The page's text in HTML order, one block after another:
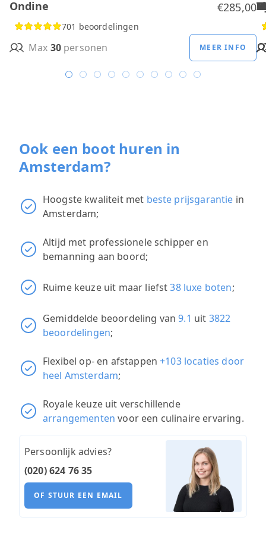
Ondine €285,00
701 beoordelingen
Max 30personen MEER INFO
Ook een boot huren in
Amsterdam?
Hoogste kwaliteit met beste prijsgarantie in
Amsterdam;
Altijd met professionele schipper en
bemanning aan boord;
Ruime keuze uit maar liefst38 luxe boten;
Gemiddelde beoordeling van9.1 uit 3822
beoordelingen;
Flexibel op- en afstappen+103 locaties door
heel Amsterdam;
Royale keuze uit verschillende
arrangementen voor een culinaire ervaring.
Persoonlijk advies?
(020) 624 76 35
OF STUUR EEN EMAIL